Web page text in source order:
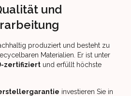
und
produziert und besteht zu
Materialien. Er ist unter
zertifiziert und erfüllt höchste
investieren Sie in